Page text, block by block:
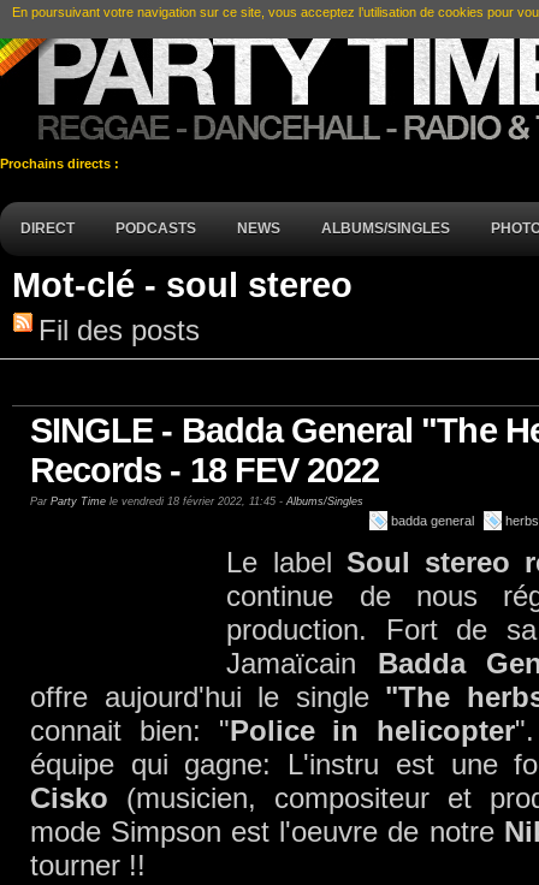
Prochains directs :
DIRECT PODCASTS NEWS ALBUMS/SINGLES
Mot-clé - soul stereo
Fil des posts
SINGLE - Badda General "The
Records - 18 FEV 2022
Par Party Time le vendredi 18 février 2022, 11:45 -Albums/Singles
badda general herbs
Le label Soul stereo
continue de nous
production. Fort de
Jamaïcain Badda
offre aujourd'hui le single "The
connait bien: "Police in helicopter
équipe qui gagne: L'instru est une
Cisko (musicien, compositeur et
mode Simpson est l'oeuvre de notre
tourner !!
En poursuivant votre navigation sur ce site, vous acceptez l’utilisation de cookies pour